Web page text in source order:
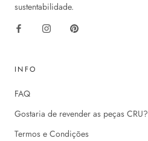
sustentabilidade.
INFO
FAQ
Gostaria de revender as peças CRU?
Termos e Condições